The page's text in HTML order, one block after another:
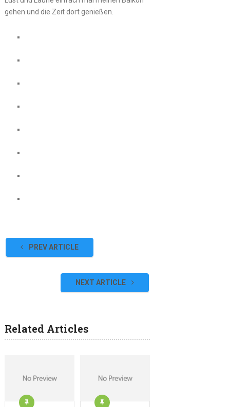
gehen und die Zeit dort genießen.
PREV ARTICLE
NEXT ARTICLE
Related Articles